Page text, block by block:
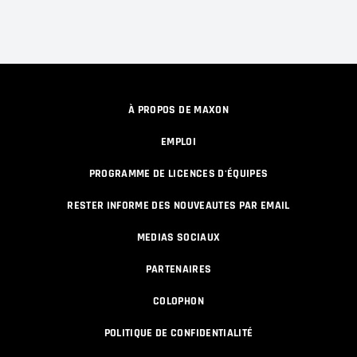
À PROPOS DE MAXON
EMPLOI
PROGRAMME DE LICENCES D'ÉQUIPES
RESTER INFORME DES NOUVEAUTES PAR EMAIL
MEDIAS SOCIAUX
PARTENAIRES
COLOPHON
POLITIQUE DE CONFIDENTIALITÉ